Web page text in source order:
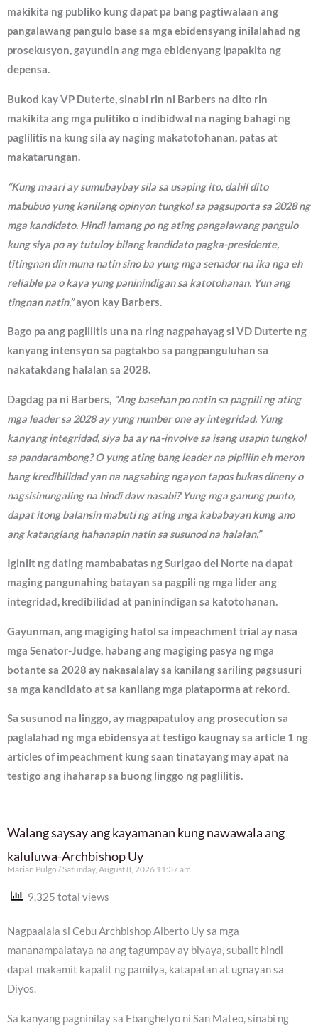
makikita ng publiko kung dapat pa bang pagtiwalaan ang
pangalawang pangulo base sa mga ebidensyang inilalahad ng
prosekusyon, gayundin ang mga ebidenyang ipapakita ng
depensa.
Bukod kay VP Duterte, sinabi rin ni Barbers na dito rin
makikita ang mga pulitiko o indibidwal na naging bahagi ng
paglilitis na kung sila ay naging makatotohanan, patas at
makatarungan.
“Kung maari ay sumubaybay sila sa usaping ito, dahil dito
mabubuo yung kanilang opinyon tungkol sa pagsuporta sa 2028 ng
mga kandidato. Hindi lamang po ng ating pangalawang pangulo
kung siya po ay tutuloy bilang kandidato pagka-presidente,
titingnan din muna natin sino ba yung mga senador na ika nga eh
reliable pa o kaya yung paninindigan sa katotohanan. Yun ang
tingnan natin,”ayon kay Barbers.
Bago pa ang paglilitis una na ring nagpahayag si VD Duterte ng
kanyang intensyon sa pagtakbo sa pangpanguluhan sa
nakatakdang halalan sa 2028.
Dagdag pa ni Barbers, “Ang basehan po natin sa pagpili ng ating
mga leader sa 2028 ay yung number one ay integridad. Yung
kanyang integridad, siya ba ay na-involve sa isang usapin tungkol
sa pandarambong? O yung ating bang leader na pipiliin eh meron
bang kredibilidad yan na nagsabing ngayon tapos bukas dineny o
nagsisinungaling na hindi daw nasabi? Yung mga ganung punto,
dapat itong balansin mabuti ng ating mga kababayan kung ano
ang katangiang hahanapin natin sa susunod na halalan.”
Iginiit ng dating mambabatas ng Surigao del Norte na dapat
maging pangunahing batayan sa pagpili ng mga lider ang
integridad, kredibilidad at paninindigan sa katotohanan.
Gayunman, ang magiging hatol sa impeachment trial ay nasa
mga Senator-Judge, habang ang magiging pasya ng mga
botante sa 2028 ay nakasalalay sa kanilang sariling pagsusuri
sa mga kandidato at sa kanilang mga plataporma at rekord.
Sa susunod na linggo, ay magpapatuloy ang prosecution sa
paglalahad ng mga ebidensya at testigo kaugnay sa article 1 ng
articles of impeachment kung saan tinatayang may apat na
testigo ang ihaharap sa buong linggo ng paglilitis.
Walang saysay ang kayamanan kung nawawala ang
kaluluwa-Archbishop Uy
Marian Pulgo Saturday, August 8, 2026 11:37 am
9,325 total views
Nagpaalala si Cebu Archbishop Alberto Uy sa mga
mananampalataya na ang tagumpay ay biyaya, subalit hindi
dapat makamit kapalit ng pamilya, katapatan at ugnayan sa
Diyos.
Sa kanyang pagninilay sa Ebanghelyo ni San Mateo, sinabi ng